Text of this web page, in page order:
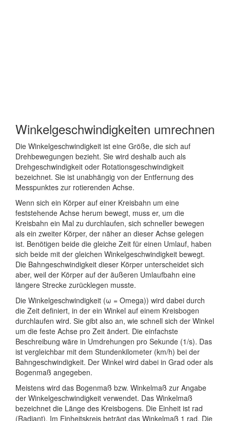
Winkelgeschwindigkeiten umrechnen
Die Winkelgeschwindigkeit ist eine Größe, die sich auf
Drehbewegungen bezieht. Sie wird deshalb auch als
Drehgeschwindigkeit oder Rotationsgeschwindigkeit
bezeichnet. Sie ist unabhängig von der Entfernung des
Messpunktes zur rotierenden Achse.
Wenn sich ein Körper auf einer Kreisbahn um eine
feststehende Achse herum bewegt, muss er, um die
Kreisbahn ein Mal zu durchlaufen, sich schneller bewegen
als ein zweiter Körper, der näher an dieser Achse gelegen
ist. Benötigen beide die gleiche Zeit für einen Umlauf, haben
sich beide mit der gleichen Winkelgeschwindigkeit bewegt.
Die Bahngeschwindigkeit dieser Körper unterscheidet sich
aber, weil der Körper auf der äußeren Umlaufbahn eine
längere Strecke zurücklegen musste.
Die Winkelgeschwindigkeit (ω = Omega)) wird dabei durch
die Zeit definiert, in der ein Winkel auf einem Kreisbogen
durchlaufen wird. Sie gibt also an, wie schnell sich der Winkel
um die feste Achse pro Zeit ändert. Die einfachste
Beschreibung wäre in Umdrehungen pro Sekunde (1/s). Das
ist vergleichbar mit dem Stundenkilometer (km/h) bei der
Bahngeschwindigkeit. Der Winkel wird dabei in Grad oder als
Bogenmaß angegeben.
Meistens wird das Bogenmaß bzw. Winkelmaß zur Angabe
der Winkelgeschwindigkeit verwendet. Das Winkelmaß
bezeichnet die Länge des Kreisbogens. Die Einheit ist rad
(Radiant). Im Einheitskreis beträgt das Winkelmaß 1 rad. Die